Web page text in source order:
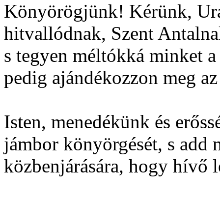
Könyörögjünk! Kérünk,
hitvallódnak, Szent
s tegyen méltókká minket
pedig ajándékozzon meg
Isten, menedékünk és
jámbor könyörgését, s add
közbenjárására, hogy hívő